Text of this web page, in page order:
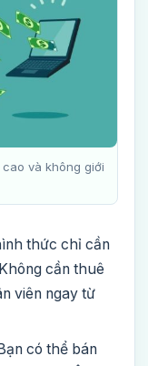
và không giới
thức chỉ cần
cần thuê
viên ngay từ
có thể bán